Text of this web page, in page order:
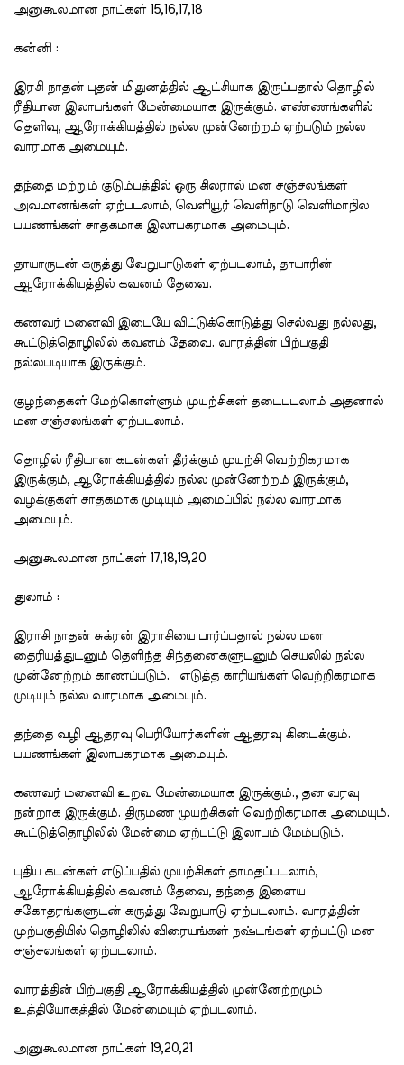
அனுகூலமான நாட்கள் 15,16,17,18
கன்னி :
இரசி நாதன் புதன் மிதுனத்தில் ஆட்சியாக இருப்பதால் தொழில்
ரீதியான இலாபங்கள் மேன்மையாக இருக்கும். எண்ணங்களில்
தெளிவு, ஆரோக்கியத்தில் நல்ல முன்னேற்றம் ஏற்படும் நல்ல
வாரமாக அமையும்.
தந்தை மற்றும் குடும்பத்தில் ஒரு சிலரால் மன சஞ்சலங்கள்
அவமானங்கள் ஏற்படலாம், வெளியூர் வெளிநாடு வெளிமாநில
பயணங்கள் சாதகமாக இலாபகரமாக அமையும்.
தாயாருடன் கருத்து வேறுபாடுகள் ஏற்படலாம், தாயாரின்
ஆரோக்கியத்தில் கவனம் தேவை.
கணவர் மனைவி இடையே விட்டுக்கொடுத்து செல்வது நல்லது,
கூட்டுத்தொழிலில் கவனம் தேவை. வாரத்தின் பிற்பகுதி
நல்லபடியாக இருக்கும்.
குழந்தைகள் மேற்கொள்ளும் முயற்சிகள் தடைபடலாம் அதனால்
மன சஞ்சலங்கள் ஏற்படலாம்.
தொழில் ரீதியான கடன்கள் தீர்க்கும் முயற்சி வெற்றிகரமாக
இருக்கும், ஆரோக்கியத்தில் நல்ல முன்னேற்றம் இருக்கும்,
வழக்குகள் சாதகமாக முடியும் அமைப்பில் நல்ல வாரமாக
அமையும்.
அனுகூலமான நாட்கள் 17,18,19,20
துலாம் :
இராசி நாதன் சுக்ரன் இராசியை பார்ப்பதால் நல்ல மன
தைரியத்துடனும் தெளிந்த சிந்தனைகளுடனும் செயலில் நல்ல
முன்னேற்றம் காணப்படும். எடுத்த காரியங்கள் வெற்றிகரமாக
முடியும் நல்ல வாரமாக அமையும்.
தந்தை வழி ஆதரவு பெரியோர்களின் ஆதரவு கிடைக்கும்.
பயணங்கள் இலாபகரமாக அமையும்.
கணவர் மனைவி உறவு மேன்மையாக இருக்கும்., தன வரவு
நன்றாக இருக்கும். திருமண முயற்சிகள் வெற்றிகரமாக அமையும்.
கூட்டுத்தொழிலில் மேன்மை ஏற்பட்டு இலாபம் மேம்படும்.
புதிய கடன்கள் எடுப்பதில் முயற்சிகள் தாமதப்படலாம்,
ஆரோக்கியத்தில் கவனம் தேவை, தந்தை இளைய
சகோதரங்களுடன் கருத்து வேறுபாடு ஏற்படலாம். வாரத்தின்
முற்பகுதியில் தொழிலில் விரையங்கள் நஷ்டங்கள் ஏற்பட்டு மன
சஞ்சலங்கள் ஏற்படலாம்.
வாரத்தின் பிற்பகுதி ஆரோக்கியத்தில் முன்னேற்றமும்
உத்தியோகத்தில் மேன்மையும் ஏற்படலாம்.
அனுகூலமான நாட்கள் 19,20,21